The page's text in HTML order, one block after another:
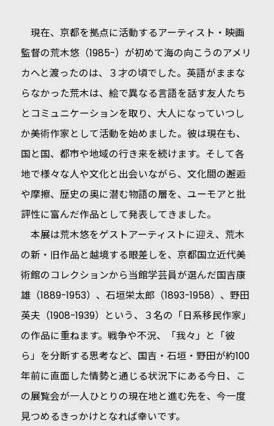
現在、京都を拠点に活動するアーティスト・映画
監督の荒木悠（1985-）が初めて海の向こうのアメリ
カへと渡ったのは、３才の頃でした。英語がままな
らなかった荒木は、絵で異なる言語を話す友人たち
とコミュニケーションを取り、大人になっていつし
か美術作家として活動を始めました。彼は現在も、
国と国、都市や地域の行き来を続けます。そして各
地で様々な人や文化と出会いながら、文化間の邂逅
や摩擦、歴史の奥に潜む物語の層を、ユーモアと批
評性に富んだ作品として発表してきました。
本展は荒木悠をゲストアーティストに迎え、荒木
の新・旧作品と越境する眼差しを、京都国立近代美
術館のコレクションから当館学芸員が選んだ国吉康
雄（1889-1953）、石垣栄太郎（1893-1958）、野田
英夫（1908-1939）という、３名の「日系移民作家」
の作品に重ねます。戦争や不況、「我々」と「彼
ら」を分断する思考など、国吉・石垣・野田が約100
年前に直面した情勢と通じる状況下にある今日、こ
の展覧会が一人ひとりの現在地と進む先を、今一度
見つめるきっかけとなれば幸いです。